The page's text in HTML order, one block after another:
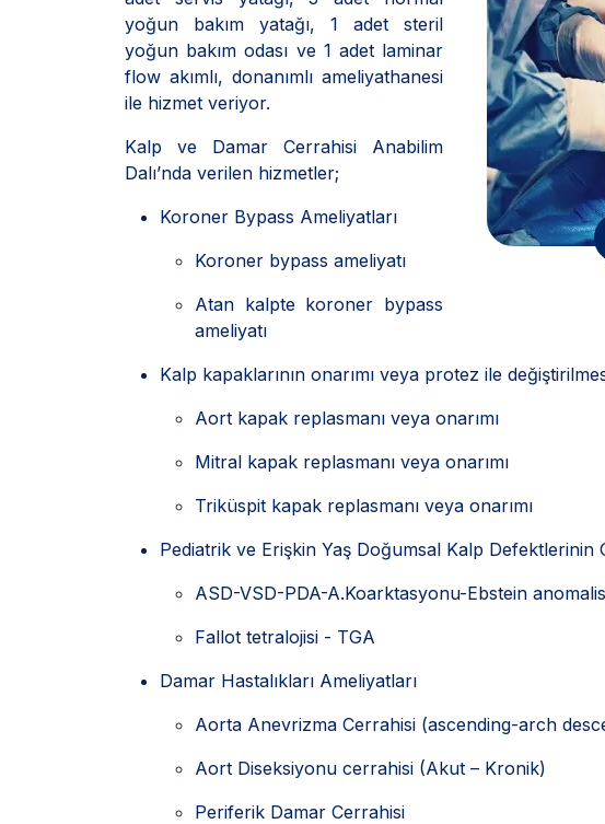
yoğun bakım yatağı, 1 adet steril
yoğun bakım odası ve 1 adet laminar
flow akımlı, donanımlı ameliyathanesi
ile hizmet veriyor.
Kalp ve Damar Cerrahisi Anabilim
Dalı’nda verilen hizmetler;
Koroner Bypass Ameliyatları
Koroner bypass ameliyatı
Atan kalpte koroner bypass
ameliyatı
Kalp kapaklarının onarımı veya protez ile
Aort kapak replasmanı veya onarımı
Mitral kapak replasmanı veya onarımı
Triküspit kapak replasmanı veya onarımı
Pediatrik ve Erişkin Yaş Doğumsal Kalp Defektlerinin
ASD-VSD-PDA-A.Koarktasyonu-Ebstein
Fallot tetralojisi - TGA
Damar Hastalıkları Ameliyatları
Aorta Anevrizma Cerrahisi (ascending-arch
Aort Diseksiyonu cerrahisi (Akut – Kronik)
Periferik Damar Cerrahisi